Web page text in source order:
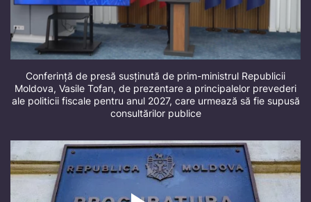
Conferință de presă susținută de prim-ministrul Republicii
Moldova, Vasile Tofan, de prezentare a principalelor prevederi
ale politicii fiscale pentru anul 2027, care urmează să fie supusă
consultărilor publice